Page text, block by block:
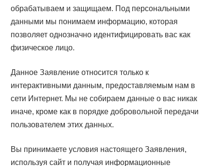
обрабатываем и защищаем. Под персональными
данными мы понимаем информацию, которая
позволяет однозначно идентифицировать вас как
физическое лицо.
Данное Заявление относится только к
интерактивными данным, предоставляемым нам в
сети Интернет. Мы не собираем данные о вас никак
иначе, кроме как в порядке добровольной передачи
пользователем этих данных.
Вы принимаете условия настоящего Заявления,
используя сайт и получая информационные